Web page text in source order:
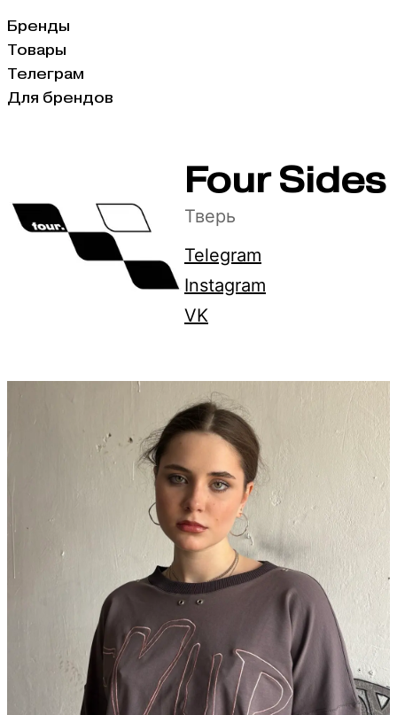
Бренды
Товары
Телеграм
Для брендов
Four Sides
Тверь
Telegram
Instagram
VK